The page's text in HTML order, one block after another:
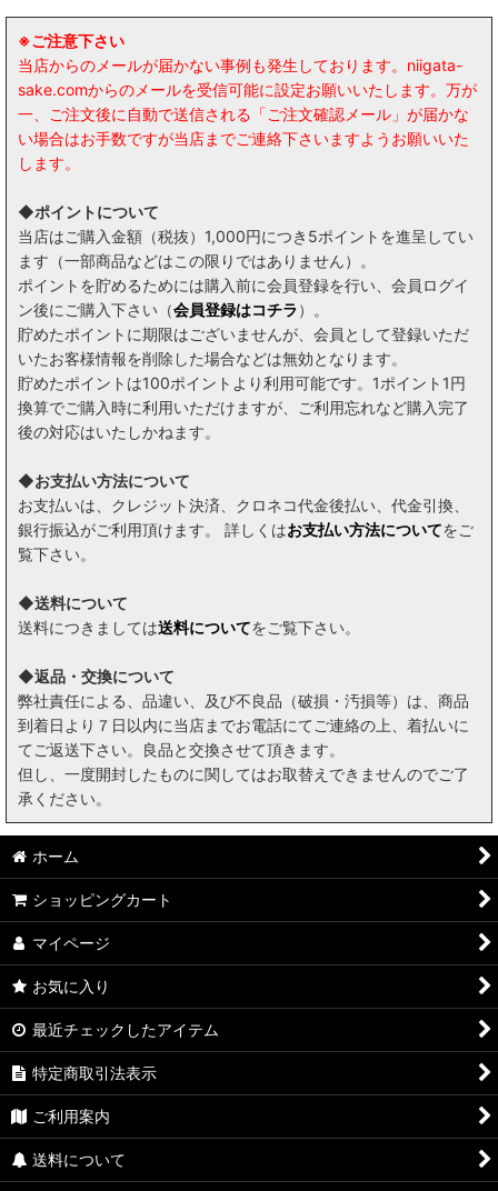
梅酒
岩の原ワイン
旨いと自信を持っておすすめするお酒
毎日の晩酌におすすめするお酒
インスタで紹介したお酒
米焼酎
※ご注意下さい
当店からのメールが届かない事例も発生しております。niigata-
sake.comからのメールを受信可能に設定お願いいたします。万が
一、ご注文後に自動で送信される「ご注文確認メール」が届かな
い場合はお手数ですが当店までご連絡下さいますようお願いいた
します。
◆ポイントについて
当店はご購入金額（税抜）1,000円につき5ポイントを進呈してい
ます（一部商品などはこの限りではありません）。
ポイントを貯めるためには購入前に会員登録を行い、会員ログイ
ン後にご購入下さい（会員登録はコチラ ）。
貯めたポイントに期限はございませんが、会員として登録いただ
いたお客様情報を削除した場合などは無効となります。
貯めたポイントは100ポイントより利用可能です。1ポイント1円
換算でご購入時に利用いただけますが、ご利用忘れなど購入完了
後の対応はいたしかねます。
◆お支払い方法について
お支払いは、クレジット決済、クロネコ代金後払い、代金引換、
銀行振込がご利用頂けます。 詳しくはお支払い方法についてをご
覧下さい。
◆送料について
送料につきましては送料についてをご覧下さい。
◆返品・交換について
弊社責任による、品違い、及び不良品（破損・汚損等）は、商品
到着日より７日以内に当店までお電話にてご連絡の上、着払いに
てご返送下さい。良品と交換させて頂きます。
但し、一度開封したものに関してはお取替えできませんのでご了
承ください。
ホーム
ショッピングカート
マイページ
お気に入り
最近チェックしたアイテム
特定商取引法表示
ご利用案内
送料について